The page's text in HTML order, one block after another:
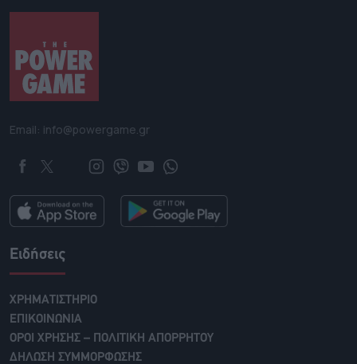
Email: info@powergame.gr
Ειδήσεις
ΧΡΗΜΑΤΙΣΤΗΡΙΟ
ΕΠΙΚΟΙΝΩΝΙΑ
ΟΡΟΙ ΧΡΗΣΗΣ – ΠΟΛΙΤΙΚΗ ΑΠΟΡΡΗΤΟΥ
ΔΗΛΩΣΗ ΣΥΜΜΟΡΦΩΣΗΣ